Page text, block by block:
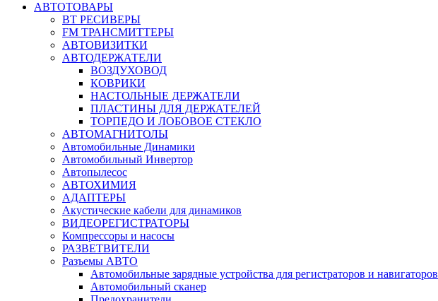
АВТОТОВАРЫ
BT РЕСИВЕРЫ
FM ТРАНСМИТТЕРЫ
АВТОВИЗИТКИ
АВТОДЕРЖАТЕЛИ
ВОЗДУХОВОД
КОВРИКИ
НАСТОЛЬНЫЕ ДЕРЖАТЕЛИ
ПЛАСТИНЫ ДЛЯ ДЕРЖАТЕЛЕЙ
ТОРПЕДО И ЛОБОВОЕ СТЕКЛО
АВТОМАГНИТОЛЫ
Автомобильные Динамики
Автомобильный Инвертор
Автопылесос
АВТОХИМИЯ
АДАПТЕРЫ
Акустические кабели для динамиков
ВИДЕОРЕГИСТРАТОРЫ
Компрессоры и насосы
РАЗВЕТВИТЕЛИ
Разъемы АВТО
Автомобильные зарядные устройства для регистраторов и навигаторов
Автомобильный сканер